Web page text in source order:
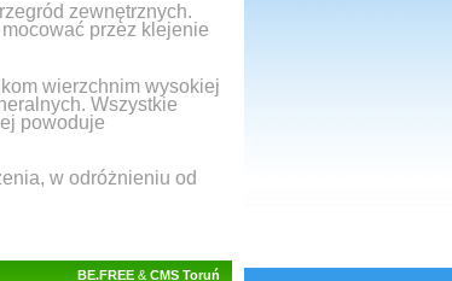
zewnętrznych.
przez klejenie
wierzchnim wysokiej
Wszystkie
powoduje
w odróżnieniu od
BE.FREE & CMS Toruń